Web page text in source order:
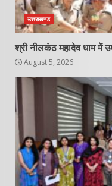
उत्तराखण्ड
श्री नीलकंठ महादेव धाम में
August 5, 2026